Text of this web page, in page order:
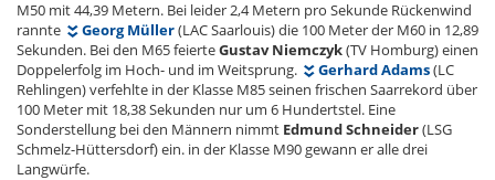
M50 mit 44,39 Metern. Bei leider 2,4 Metern pro Sekunde Rückenwind
rannte
Georg Müller(LAC Saarlouis) die 100 Meter der M60 in 12,89
Sekunden. Bei den M65 feierteGustav Niemczyk(TV Homburg) einen
Doppelerfolg im Hoch- und im Weitsprung.
Gerhard Adams(LC
Rehlingen) verfehlte in der Klasse M85 seinen frischen Saarrekord über
100 Meter mit 18,38 Sekunden nur um 6 Hundertstel. Eine
Sonderstellung bei den Männern nimmt Edmund Schneider(LSG
Schmelz-Hüttersdorf) ein. in der Klasse M90 gewann er alle drei
Langwürfe.